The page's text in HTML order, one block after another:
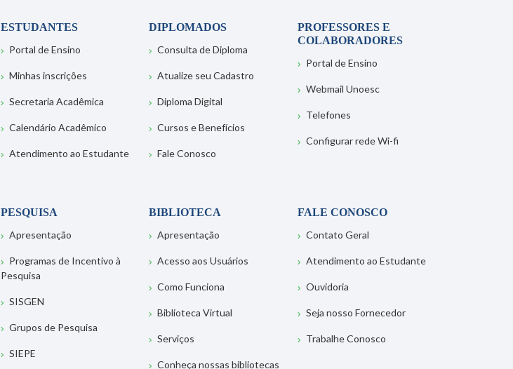
ESTUDANTES
Portal de Ensino
Minhas inscrições
Secretaria Acadêmica
Calendário Acadêmico
Atendimento ao Estudante
DIPLOMADOS
Consulta de Diploma
Atualize seu Cadastro
Diploma Digital
Cursos e Benefícios
Fale Conosco
PROFESSORES E
COLABORADORES
Portal de Ensino
Webmail Unoesc
Telefones
Configurar rede Wi-fi
PESQUISA
Apresentação
Programas de Incentivo à
Pesquisa
SISGEN
Grupos de Pesquisa
SIEPE
BIBLIOTECA
Apresentação
Acesso aos Usuários
Como Funciona
Biblioteca Virtual
Serviços
Conheça nossas bibliotecas
FALE CONOSCO
Contato Geral
Atendimento ao Estudante
Ouvidoria
Seja nosso Fornecedor
Trabalhe Conosco